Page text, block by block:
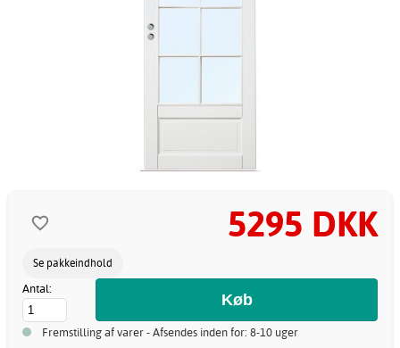
5295 DKK
Se pakkeindhold
Antal:
Fremstilling af varer - Afsendes inden for: 8-10 uger